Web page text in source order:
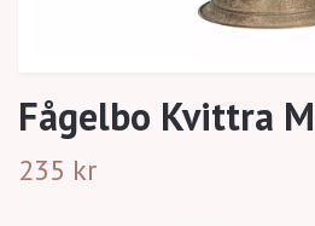
Fågelbo Kvittra
235 kr